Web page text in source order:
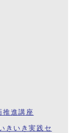
推進講座
きいき実践セ